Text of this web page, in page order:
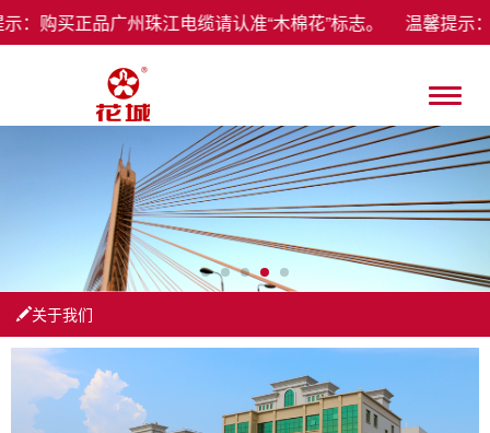
：购买正品广州珠江电缆请认准“木棉花”标志。 温馨提示
关于我们